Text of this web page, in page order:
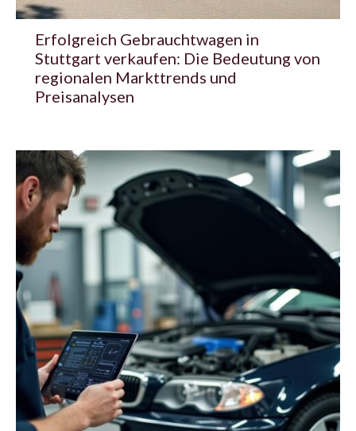
Erfolgreich Gebrauchtwagen in
Stuttgart verkaufen: Die Bedeutung von
regionalen Markttrends und
Preisanalysen